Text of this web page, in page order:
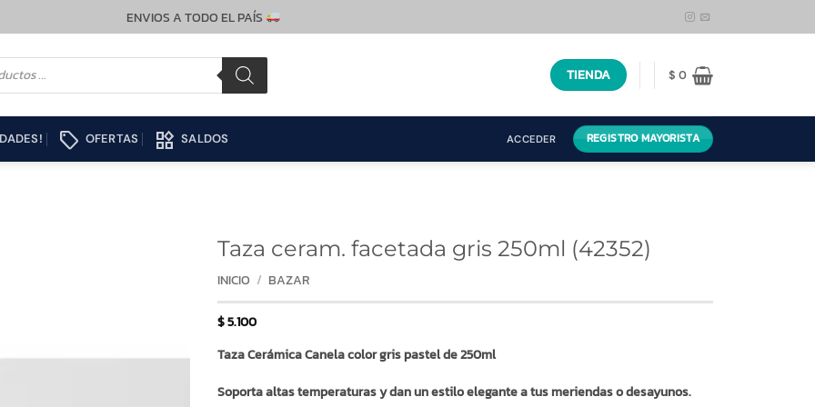
ENVIOS A TODO EL PAÍS
TIENDA $ 0
local_offer OFERTAS widgets SALDOS ACCEDER REGISTRO MAYORISTA
Taza ceram. facetada gris 250ml (42352)
INICIO / BAZAR
$5.100
Taza Cerámica Canela color gris pastel de 250ml
Soporta altas temperaturas y dan un estilo elegante a tus meriendas o desayunos.